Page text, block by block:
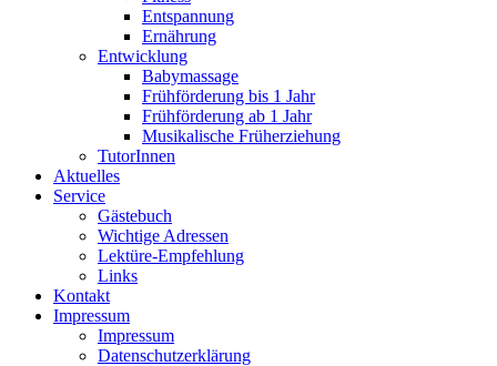
Entspannung
Ernährung
Entwicklung
Babymassage
Frühförderung bis 1 Jahr
Frühförderung ab 1 Jahr
Musikalische Früherziehung
TutorInnen
Aktuelles
Service
Gästebuch
Wichtige Adressen
Lektüre-Empfehlung
Links
Kontakt
Impressum
Impressum
Datenschutzerklärung